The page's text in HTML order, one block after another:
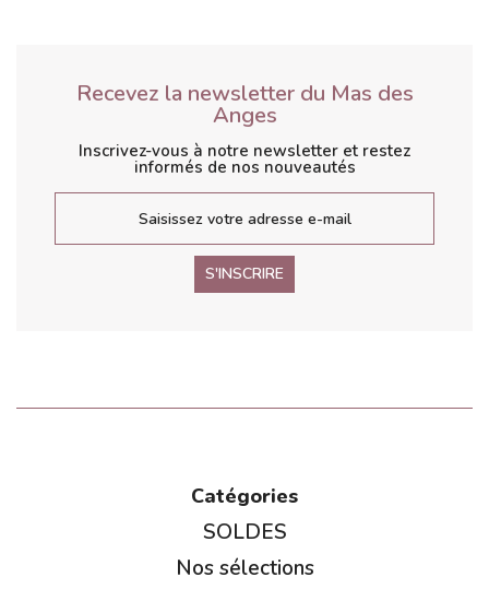
Recevez la newsletter du Mas des
Anges
Inscrivez-vous à notre newsletter et restez
informés de nos nouveautés
S'INSCRIRE
Catégories
SOLDES
Nos sélections